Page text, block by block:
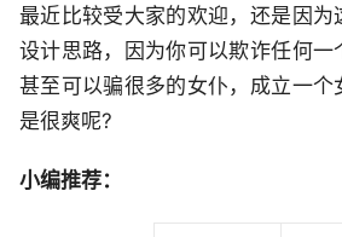
最近比较受大家的欢迎，还是因为
设计思路，因为你可以欺诈任何一
甚至可以骗很多的女仆，成立一个
是很爽呢?
小编推荐：